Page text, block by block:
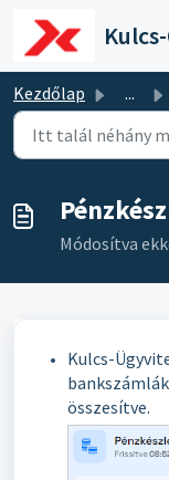
Kezdőlap ...
Módosítva
Kulcs-
összesítve.